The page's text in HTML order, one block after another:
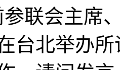
参联会主席
台北举办